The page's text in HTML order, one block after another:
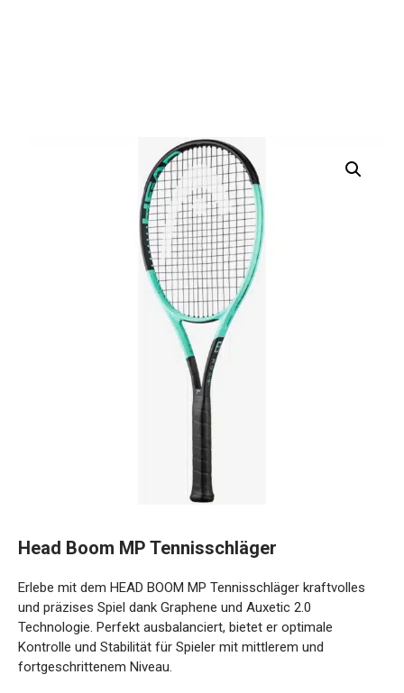
Head Boom MP Tennisschläger
Erlebe mit dem HEAD BOOM MP Tennisschläger kraftvolles
und präzises Spiel dank Graphene und Auxetic 2.0
Technologie. Perfekt ausbalanciert, bietet er optimale
Kontrolle und Stabilität für Spieler mit mittlerem und
fortgeschrittenem Niveau.